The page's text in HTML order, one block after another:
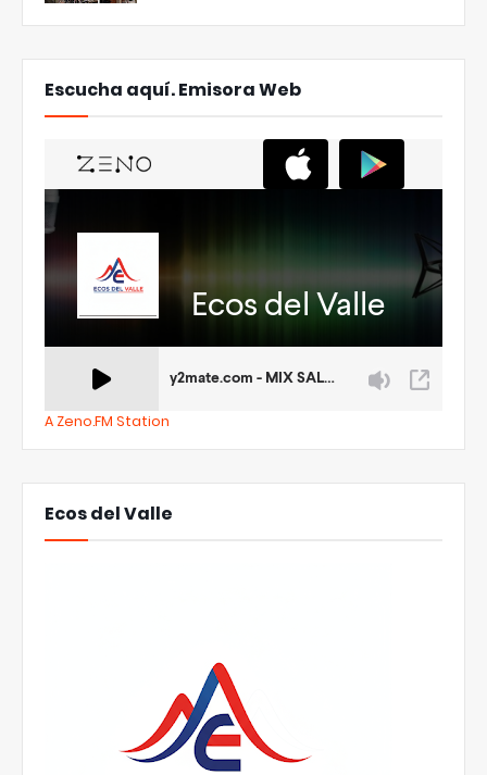
Escucha aquí. Emisora Web
A Zeno.FM Station
Ecos del Valle